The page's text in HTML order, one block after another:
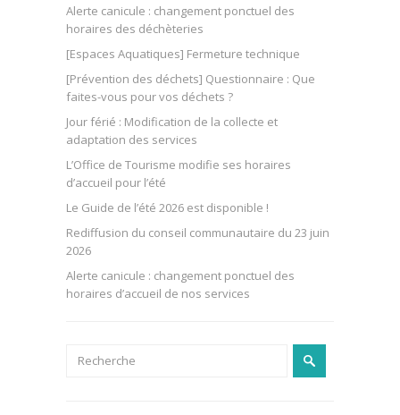
Alerte canicule : changement ponctuel des
horaires des déchèteries
[Espaces Aquatiques] Fermeture technique
[Prévention des déchets] Questionnaire : Que
faites-vous pour vos déchets ?
Jour férié : Modification de la collecte et
adaptation des services
L’Office de Tourisme modifie ses horaires
d’accueil pour l’été
Le Guide de l’été 2026 est disponible !
Rediffusion du conseil communautaire du 23 juin
2026
Alerte canicule : changement ponctuel des
horaires d’accueil de nos services